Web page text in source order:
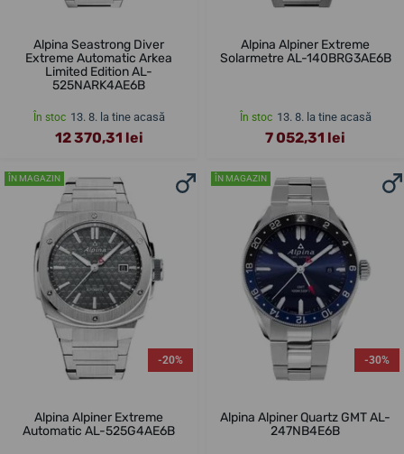
Alpina Seastrong Diver
Extreme Automatic Arkea
Limited Edition AL-
525NARK4AE6B
În stoc 13. 8. la tine acasă
12 370,31 lei
Alpina Alpiner Extreme
Solarmetre AL-140BRG3AE6B
În stoc 13. 8. la tine acasă
7 052,31 lei
ÎN MAGAZIN
-20%
Alpina Alpiner Extreme
Automatic AL-525G4AE6B
ÎN MAGAZIN
-30%
Alpina Alpiner Quartz GMT AL-
247NB4E6B